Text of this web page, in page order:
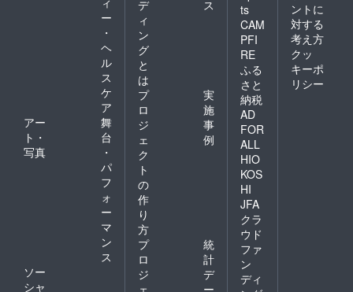
ー
・
ヘ
ル
ス
ケ
ア
アー
ト・
写真
舞
台
・
パ
フ
ォ
ー
マ
ン
ス
ソー
シャ
デ
ィ
ン
グ
と
は
ス
プ
ロ
ジ
ェ
ク
ト
の
作
り
方
実
施
事
例
プ
ロ
ジ
ェ
統
計
デ
ー
ts
CAM
PFI
RE
ふる
さと
納税
AD
FOR
ALL
HIO
KOS
HI
JFA
クラ
ウド
ファ
ン
ディ
ントに
対する
考え方
クッ
キーポ
リシー